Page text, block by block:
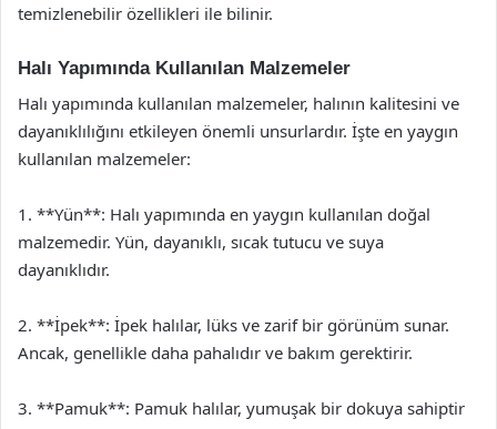
temizlenebilir özellikleri ile bilinir.
Halı Yapımında Kullanılan Malzemeler
Halı yapımında kullanılan malzemeler, halının kalitesini ve
dayanıklılığını etkileyen önemli unsurlardır. İşte en yaygın
kullanılan malzemeler:
1. **Yün**: Halı yapımında en yaygın kullanılan doğal
malzemedir. Yün, dayanıklı, sıcak tutucu ve suya
dayanıklıdır.
2. **İpek**: İpek halılar, lüks ve zarif bir görünüm sunar.
Ancak, genellikle daha pahalıdır ve bakım gerektirir.
3. **Pamuk**: Pamuk halılar, yumuşak bir dokuya sahiptir